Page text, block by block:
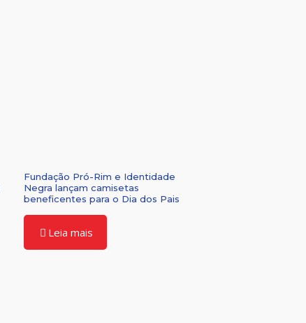
Fundação Pró-Rim e Identidade
Negra lançam camisetas
beneficentes para o Dia dos Pais
Leia mais